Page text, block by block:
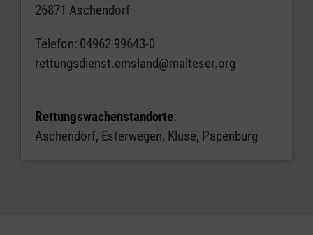
26871 Aschendorf
Telefon: 04962 99643-0
rettungsdienst.emsland@malteser.org
Rettungswachenstandorte:
Aschendorf, Esterwegen, Kluse, Papenburg